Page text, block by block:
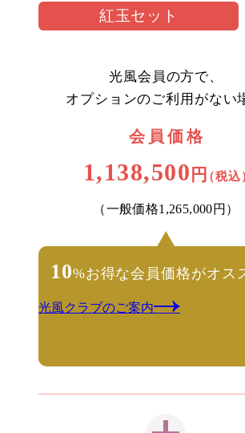
紅玉セット
光風会員の方で、
オプションのご利用がない
会員価格
1,138,500 円（税込
（一般価格1,265,000円）
10%お得な会員価格がオス
光風クラブのご案内